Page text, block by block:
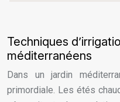
Techniques
méditerranéens
Dans un jardin
primordiale. Les étés